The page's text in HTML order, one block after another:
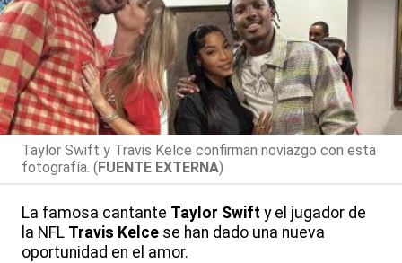
Taylor Swift y Travis Kelce confirman noviazgo con esta
fotografía. (FUENTE EXTERNA)
La famosa cantante Taylor Swift y el jugador de
la NFL Travis Kelce se han dado una nueva
oportunidad en el amor.